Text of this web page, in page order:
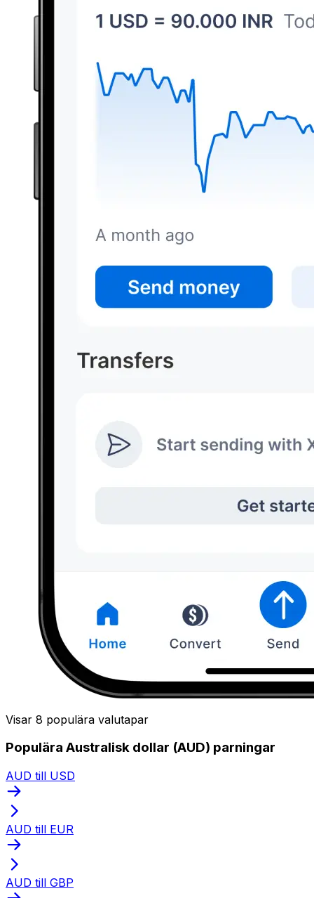
Visar 8 populära valutapar
Populära Australisk dollar (AUD) parningar
AUD till USD
AUD till EUR
AUD till GBP